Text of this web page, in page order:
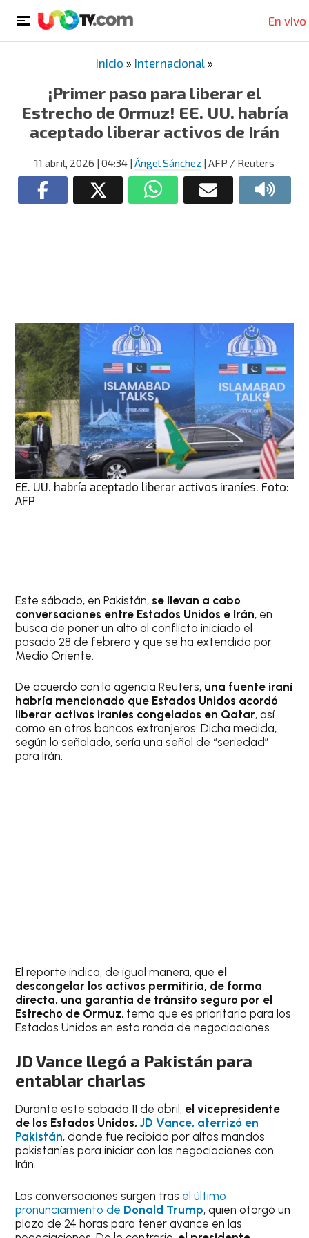
En vivo
Inicio » Internacional »
¡Primer paso para liberar el
Estrecho de Ormuz! EE. UU. habría
aceptado liberar activos de Irán
11 abril, 2026 | 04:34 | Ángel Sánchez | AFP / Reuters
EE. UU. habría aceptado liberar activos iraníes. Foto:
AFP
Este sábado, en Pakistán, se llevan a cabo
conversaciones entre Estados Unidos e Irán, en
busca de poner un alto al conflicto iniciado el
pasado 28 de febrero y que se ha extendido por
Medio Oriente.
De acuerdo con la agencia Reuters, una fuente iraní
habría mencionado que Estados Unidos acordó
liberar activos iraníes congelados en Qatar, así
como en otros bancos extranjeros. Dicha medida,
según lo señalado, sería una señal de “seriedad”
para Irán.
El reporte indica, de igual manera, que el
descongelar los activos permitiría, de forma
directa, una garantía de tránsito seguro por el
Estrecho de Ormuz, tema que es prioritario para los
Estados Unidos en esta ronda de negociaciones.
JD Vance llegó a Pakistán para
entablar charlas
Durante este sábado 11 de abril, el vicepresidente
de los Estados Unidos,JD Vance, aterrizó en
Pakistán, donde fue recibido por altos mandos
pakistaníes para iniciar con las negociaciones con
Irán.
Las conversaciones surgen tras el último
pronunciamiento de Donald Trump, quien otorgó un
plazo de 24 horas para tener avance en las